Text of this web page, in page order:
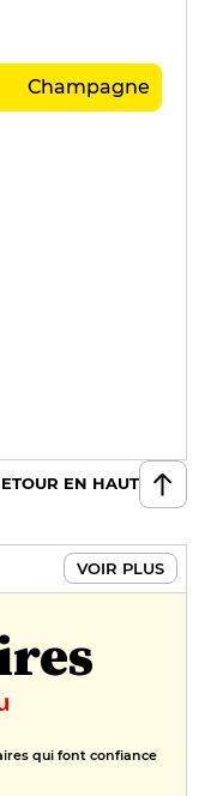
Champagne
EN HAUT
VOIR PLUS
qui font confiance